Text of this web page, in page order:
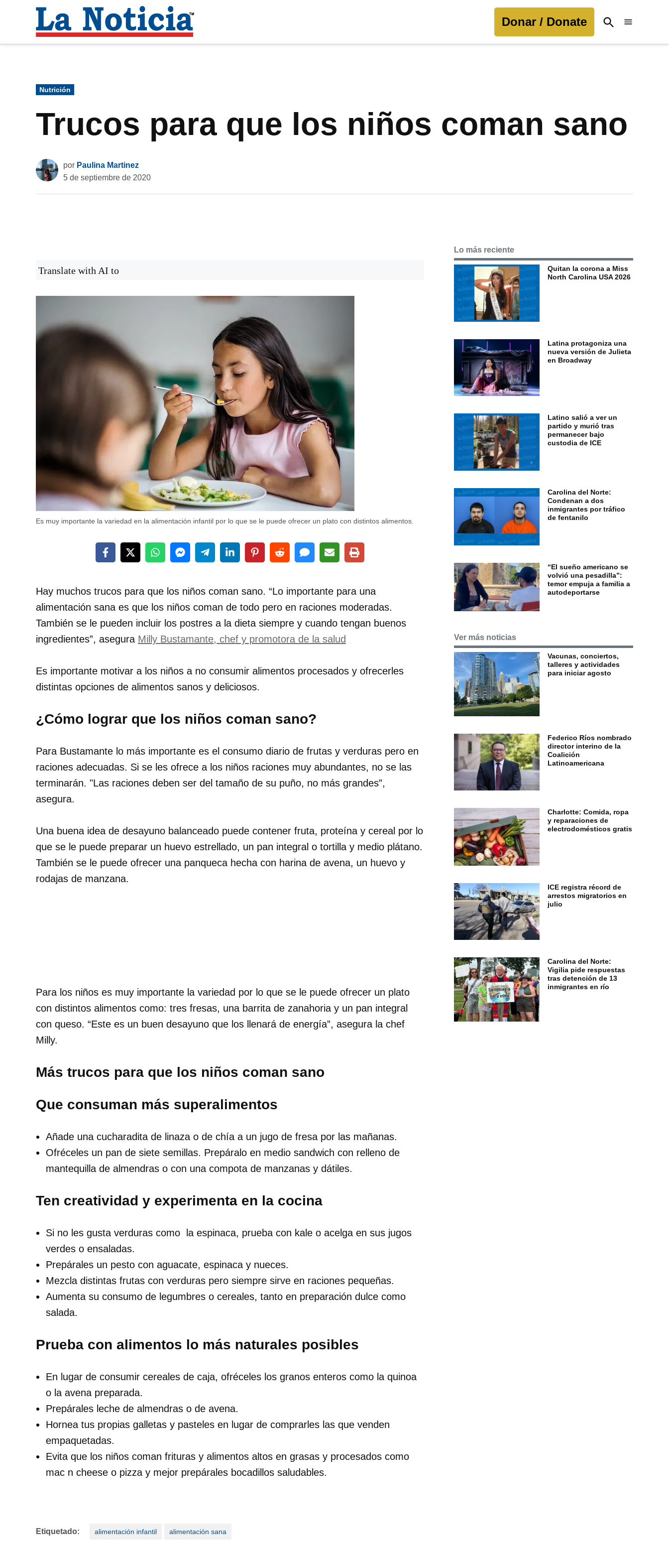
contenido
Noticia
Donar / Donate
Open
Search
Publicado
en
Nutrición
Trucos para que los niños coman sano
por Paulina Martinez
5 de septiembre de 2020
Translate with AI to
Es muy importante la variedad en la alimentación infantil por lo que se le puede ofrecer un plato con distintos alimentos.
Hay muchos trucos para que los niños coman sano. “Lo importante para una
alimentación sana es que los niños coman de todo pero en raciones moderadas.
También se le pueden incluir los postres a la dieta siempre y cuando tengan buenos
ingredientes”, asegura Milly Bustamante, chef y promotora de la salud
Es importante motivar a los niños a no consumir alimentos procesados y ofrecerles
distintas opciones de alimentos sanos y deliciosos.
¿Cómo lograr que los niños coman sano?
Para Bustamante lo más importante es el consumo diario de frutas y verduras pero en
raciones adecuadas. Si se les ofrece a los niños raciones muy abundantes, no se las
terminarán. "Las raciones deben ser del tamaño de su puño, no más grandes”,
asegura.
Una buena idea de desayuno balanceado puede contener fruta, proteína y cereal por lo
que se le puede preparar un huevo estrellado, un pan integral o tortilla y medio plátano.
También se le puede ofrecer una panqueca hecha con harina de avena, un huevo y
rodajas de manzana.
Para los niños es muy importante la variedad por lo que se le puede ofrecer un plato
con distintos alimentos como: tres fresas, una barrita de zanahoria y un pan integral
con queso. “Este es un buen desayuno que los llenará de energía”, asegura la chef
Milly.
Más trucos para que los niños coman sano
Que consuman más superalimentos
Añade una cucharadita de linaza o de chía a un jugo de fresa por las mañanas.
Ofréceles un pan de siete semillas. Prepáralo en medio sandwich con relleno de
mantequilla de almendras o con una compota de manzanas y dátiles.
Ten creatividad y experimenta en la cocina
Si no les gusta verduras como la espinaca, prueba con kale o acelga en sus jugos
verdes o ensaladas.
Prepárales un pesto con aguacate, espinaca y nueces.
Mezcla distintas frutas con verduras pero siempre sirve en raciones pequeñas.
Aumenta su consumo de legumbres o cereales, tanto en preparación dulce como
salada.
Prueba con alimentos lo más naturales posibles
En lugar de consumir cereales de caja, ofréceles los granos enteros como la quinoa
o la avena preparada.
Prepárales leche de almendras o de avena.
Hornea tus propias galletas y pasteles en lugar de comprarles las que venden
empaquetadas.
Evita que los niños coman frituras y alimentos altos en grasas y procesados como
mac n cheese o pizza y mejor prepárales bocadillos saludables.
Etiquetado: alimentación infantil alimentación sana
Lo más reciente
Quitan la corona a Miss
North Carolina USA 2026
Latina protagoniza una
nueva versión de Julieta
en Broadway
Latino salió a ver un
partido y murió tras
permanecer bajo
custodia de ICE
Carolina del Norte:
Condenan a dos
inmigrantes por tráfico
de fentanilo
“El sueño americano se
volvió una pesadilla”:
temor empuja a familia a
autodeportarse
Ver más noticias
Vacunas, conciertos,
talleres y actividades
para iniciar agosto
Federico Ríos nombrado
director interino de la
Coalición
Latinoamericana
Charlotte: Comida, ropa
y reparaciones de
electrodomésticos gratis
ICE registra récord de
arrestos migratorios en
julio
Carolina del Norte:
Vigilia pide respuestas
tras detención de 13
inmigrantes en río